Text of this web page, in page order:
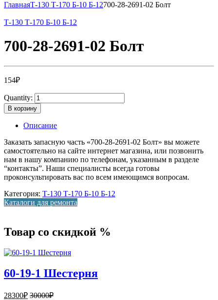
ГлавнаяТ-130 Т-170 Б-10 Б-12700-28-2691-02 Болт
Т-130 Т-170 Б-10 Б-12
700-28-2691-02 Болт
154₽
Quantity:
В корзину
Описание
Заказать запасную часть «700-28-2691-02 Болт» вы можете
самостоятельно на сайте интернет магазина, или позвонить
нам в нашу компанию по телефонам, указанным в разделе
“контакты”. Наши специалисты всегда готовы
проконсультировать вас по всем имеющимся вопросам.
Категория: Т-130 Т-170 Б-10 Б-12
Каталоги для ремонта
Товар со скидкой %
60-19-1 Шестерня
28300₽ 30000₽